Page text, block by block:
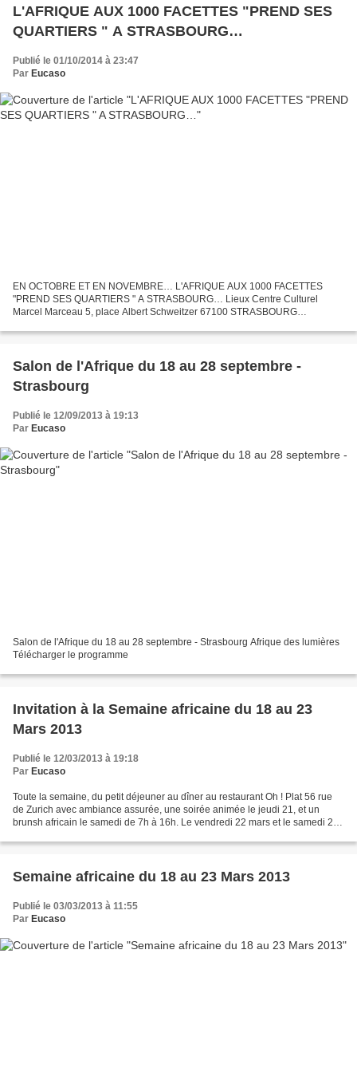
L'AFRIQUE AUX 1000 FACETTES "PREND SES
QUARTIERS " A STRASBOURG…
Publié le 01/10/2014 à 23:47
Par Eucaso
EN OCTOBRE ET EN NOVEMBRE… L'AFRIQUE AUX 1000 FACETTES
"PREND SES QUARTIERS " A STRASBOURG… Lieux Centre Culturel
Marcel Marceau 5, place Albert Schweitzer 67100 STRASBOURG
Lycée Jean-Monnet...
Salon de l'Afrique du 18 au 28 septembre -
Strasbourg
Publié le 12/09/2013 à 19:13
Par Eucaso
Salon de l'Afrique du 18 au 28 septembre - Strasbourg Afrique des lumières
Télécharger le programme
Invitation à la Semaine africaine du 18 au 23
Mars 2013
Publié le 12/03/2013 à 19:18
Par Eucaso
Toute la semaine, du petit déjeuner au dîner au restaurant Oh ! Plat 56 rue
de Zurich avec ambiance assurée, une soirée animée le jeudi 21, et un
brunsh africain le samedi de 7h à 16h. Le vendredi 22 mars et le samedi 23
Semaine africaine du 18 au 23 Mars 2013
Publié le 03/03/2013 à 11:55
Par Eucaso